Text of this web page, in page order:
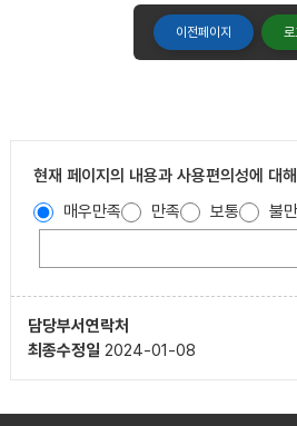
이전페이지
현재 페이지의 내용과 사용편의성에 대
매우만족
만족 보통 불
담당부서연락처
최종수정일 2024-01-08